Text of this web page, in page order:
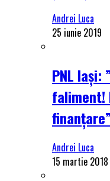
Andrei Luca
25 iunie 2019
PNL Iași:
faliment!
finanțare”
Andrei Luca
15 martie 2018